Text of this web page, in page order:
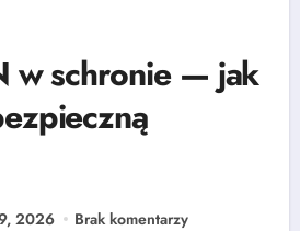
w schronie — jak
2026 Brak komentarzy